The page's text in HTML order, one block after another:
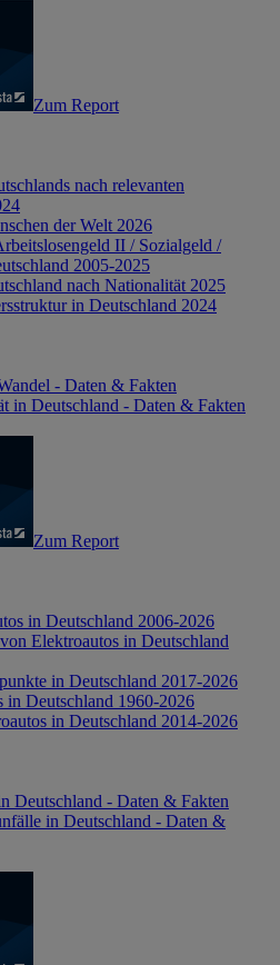
Zum Report
nach relevanten
der Welt 2026
II / Sozialgeld /
2005-2025
nach Nationalität 2025
in Deutschland 2024
- Daten & Fakten
in Deutschland - Daten & Fakten
Zum Report
in Deutschland 2006-2026
Elektroautos in Deutschland
in Deutschland 2017-2026
in Deutschland 1960-2026
in Deutschland 2014-2026
Deutschland - Daten & Fakten
in Deutschland - Daten &